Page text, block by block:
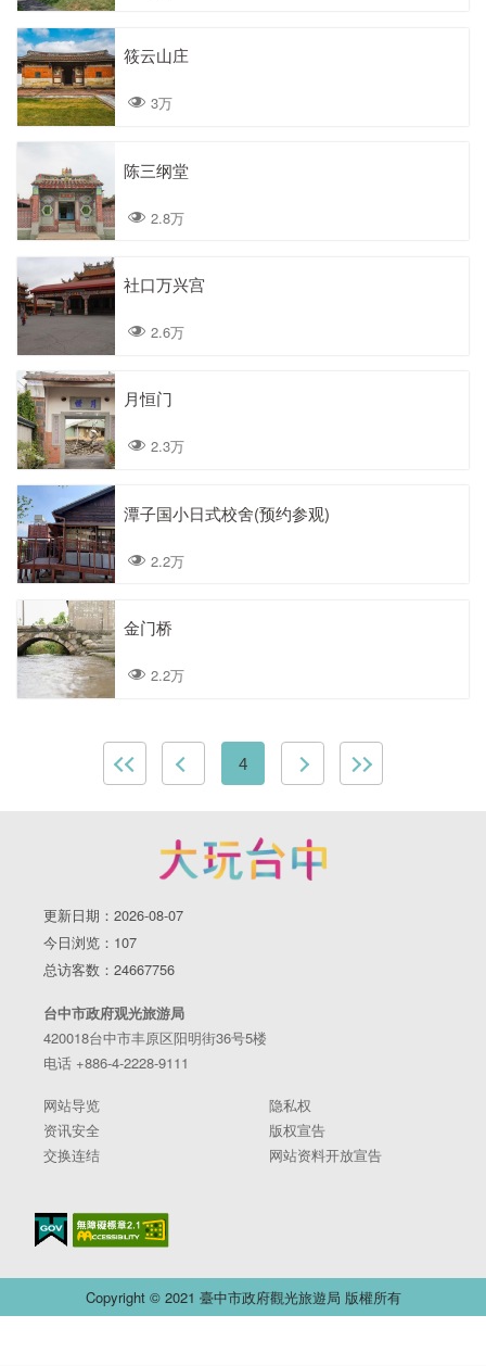
筱云山庄
3万
陈三纲堂
2.8万
社口万兴宫
2.6万
月恒门
2.3万
潭子国小日式校舍(预约参观)
2.2万
金门桥
2.2万
4
更新日期：2026-08-07
今日浏览：107
总访客数：24667756
台中市政府观光旅游局
420018台中市丰原区阳明街36号5楼
电话 +886-4-2228-9111
网站导览
隐私权
资讯安全
版权宣告
交换连结
网站资料开放宣告
Copyright © 2021 臺中市政府觀光旅遊局 版權所有